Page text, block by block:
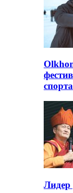
спорта
Лидер